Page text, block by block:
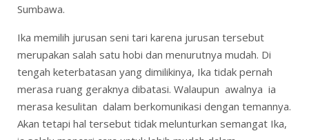
Sumbawa.
Ika memilih jurusan seni tari karena jurusan tersebut
merupakan salah satu hobi dan menurutnya mudah. Di
tengah keterbatasan yang dimilikinya, Ika tidak pernah
merasa ruang geraknya dibatasi. Walaupun awalnya ia
merasa kesulitan dalam berkomunikasi dengan temannya.
Akan tetapi hal tersebut tidak melunturkan semangat Ika,